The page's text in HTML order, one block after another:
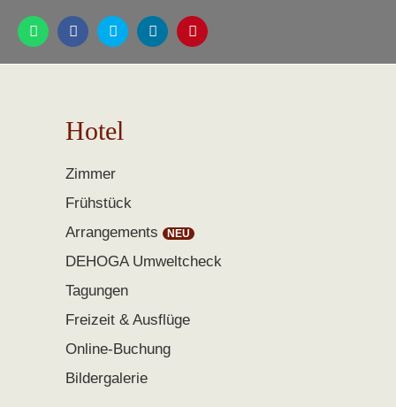
Hotel
Zimmer
Frühstück
Arrangements
DEHOGA Umweltcheck
Tagungen
Freizeit & Ausflüge
Online-Buchung
Bildergalerie